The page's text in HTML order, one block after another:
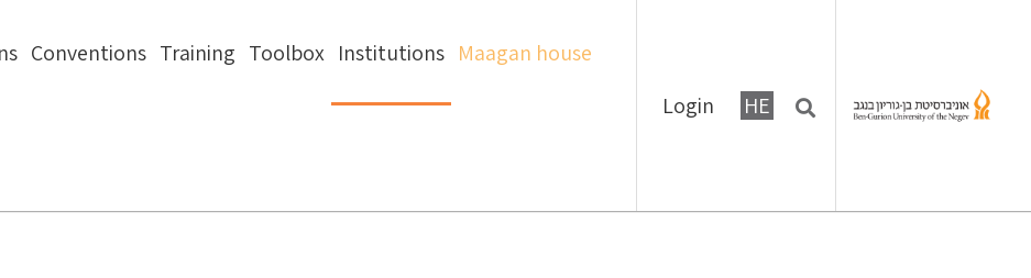
Conventions Training Toolbox Institutions Maagan house
Login HE